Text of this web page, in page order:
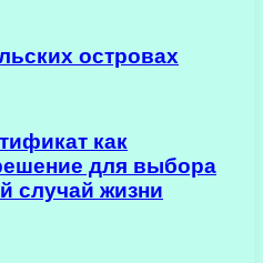
островах
как
для выбора
случай жизни